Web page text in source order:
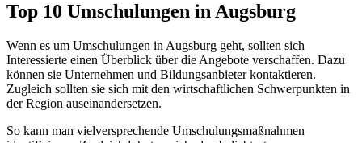
Top 10 Umschulungen in Augsburg
Wenn es um Umschulungen in Augsburg geht, sollten sich
Interessierte einen Überblick über die Angebote verschaffen. Dazu
können sie Unternehmen und Bildungsanbieter kontaktieren.
Zugleich sollten sie sich mit den wirtschaftlichen Schwerpunkten in
der Region auseinandersetzen.
So kann man vielversprechende Umschulungsmaßnahmen